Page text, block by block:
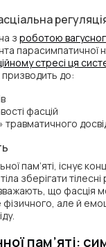
з роботою
парасимпатичної
стресі ця
до:
фасцій
пам’яті, існує
зберігати
що фасція
але й
пам’яті: